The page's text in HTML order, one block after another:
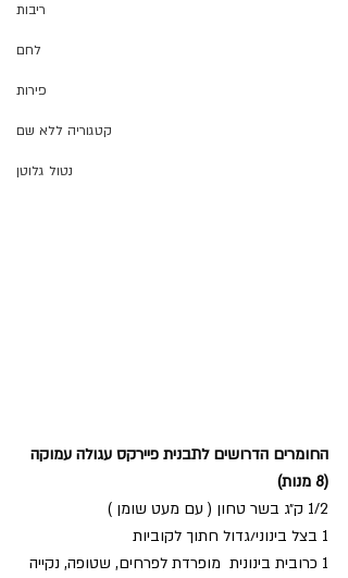
ריבות
לחם
פירות
קטגוריה ללא שם
נטול גלוטן
החומרים הדרושים לתבנית פיירקס עגולה עמוקה
(8 מנות)
1/2 ק״ג בשר טחון ( עם מעט שומן )
1 בצל בינוני/גדול חתוך לקוביות
1 כרובית בינונית  מופרדת לפרחים, שטופה, נקייה